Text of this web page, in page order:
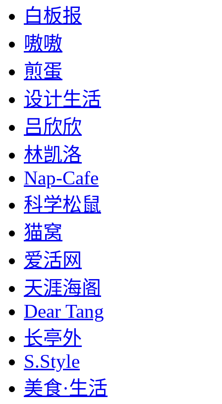
白板报
嗷嗷
煎蛋
设计生活
吕欣欣
林凯洛
Nap-Cafe
科学松鼠
猫窝
爱活网
天涯海阁
Dear Tang
长亭外
S.Style
美食·生活